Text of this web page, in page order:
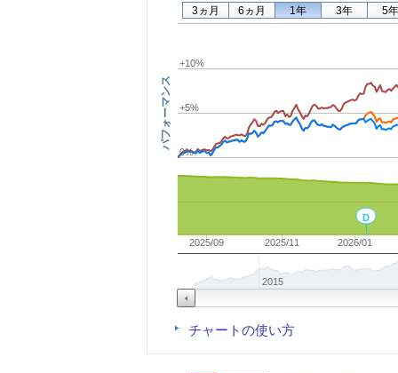
パフォーマンス
D
2025/09 2025/11 2026/01
2015
0%
+5%
+10%
3ヵ月 6ヵ月 1年 3年 5年
チャートの使い方